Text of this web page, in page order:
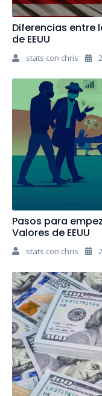
Diferencias entre
de EEUU
stats con chris
Pasos para
Valores de EEUU
stats con chris